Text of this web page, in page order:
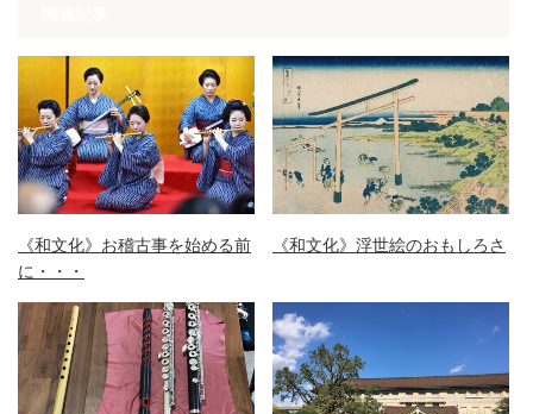
《和文化》お稽古事を始める前
に・・・
《和文化》浮世絵のおもしろさ